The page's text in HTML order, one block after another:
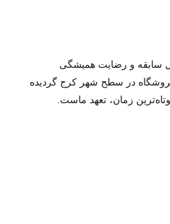
با بیش از ۲۵ سال سابقه و رضایت همیشگی
فروشگاه در سطح شهر کرج گردیده
زمان، تعهد ماست.